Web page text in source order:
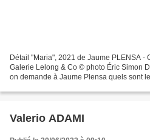
Détail "Maria", 2021 de Jaume PLENSA -
Galerie Lelong & Co © photo Éric Simon
on demande à Jaume Plensa quels sont
Valerio ADAMI